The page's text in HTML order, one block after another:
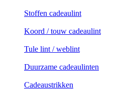
Stoffen cadeaulint
Koord / touw cadeaulint
Tule lint / weblint
Duurzame cadeaulinten
Cadeaustrikken